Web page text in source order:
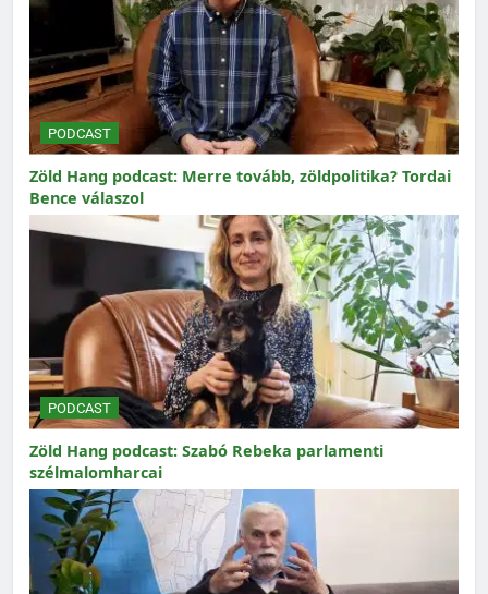
PODCAST
Zöld Hang podcast: Merre tovább, zöldpolitika? Tordai
Bence válaszol
PODCAST
Zöld Hang podcast: Szabó Rebeka parlamenti
szélmalomharcai